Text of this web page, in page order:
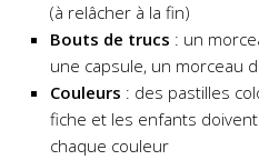
(à relâcher à la fin)
Bouts de trucs : un
une capsule, un morceau
Couleurs : des pastilles
fiche et les enfants
chaque couleur